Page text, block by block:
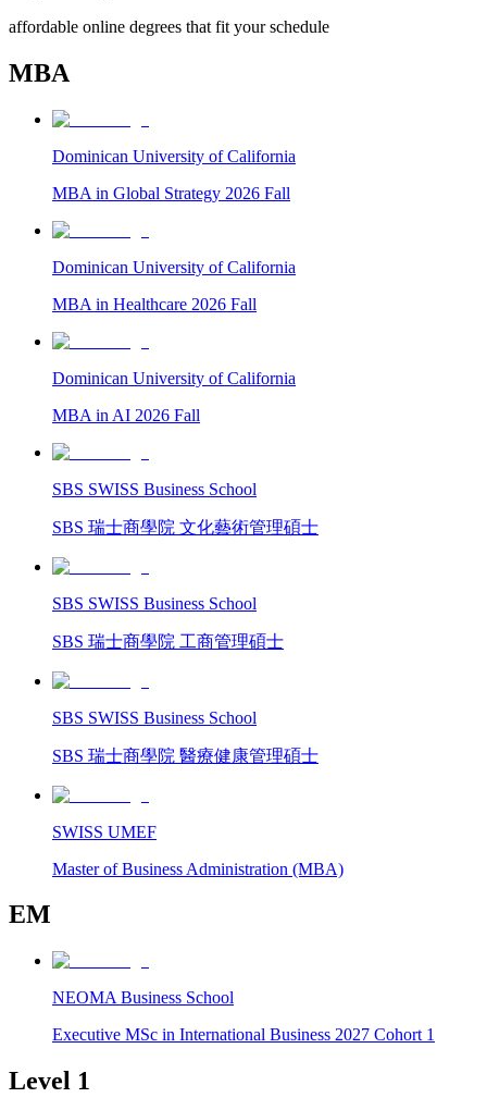
affordable online degrees that fit your schedule
MBA
Dominican University of California
MBA in Global Strategy 2026 Fall
Dominican University of California
MBA in Healthcare 2026 Fall
Dominican University of California
MBA in AI 2026 Fall
SBS SWISS Business School
SBS 瑞士商學院 文化藝術管理碩士
SBS SWISS Business School
SBS 瑞士商學院 工商管理碩士
SBS SWISS Business School
SBS 瑞士商學院 醫療健康管理碩士
SWISS UMEF
Master of Business Administration (MBA)
EM
NEOMA Business School
Executive MSc in International Business 2027 Cohort 1
Level 1